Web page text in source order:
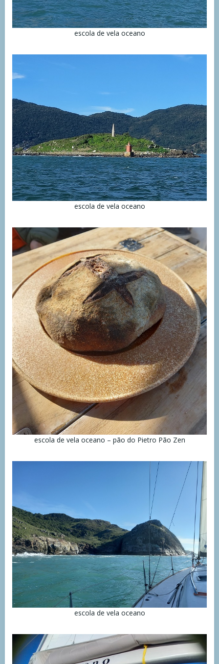
escola de vela oceano
escola de vela oceano
escola de vela oceano – pão do Pietro Pão Zen
escola de vela oceano